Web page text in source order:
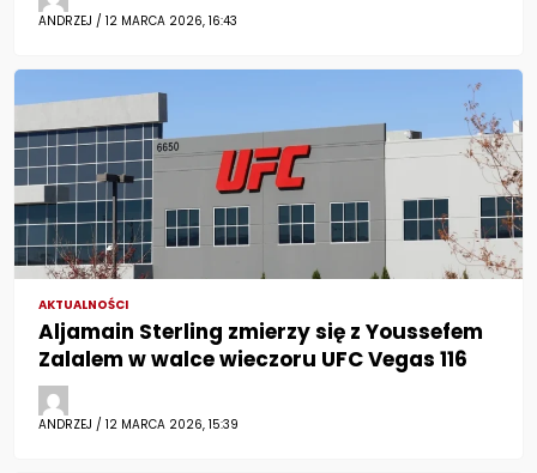
ANDRZEJ / 12 MARCA 2026, 16:43
AKTUALNOŚCI
Aljamain Sterling zmierzy się z Youssefem
Zalalem w walce wieczoru UFC Vegas 116
ANDRZEJ / 12 MARCA 2026, 15:39